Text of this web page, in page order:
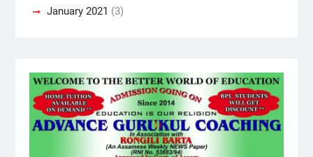
January 2021 (3)